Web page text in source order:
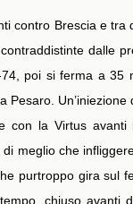
contro Brescia e
dalle
poi si ferma a 35
con la Virtus
meglio che
purtroppo gira sul
chiuso